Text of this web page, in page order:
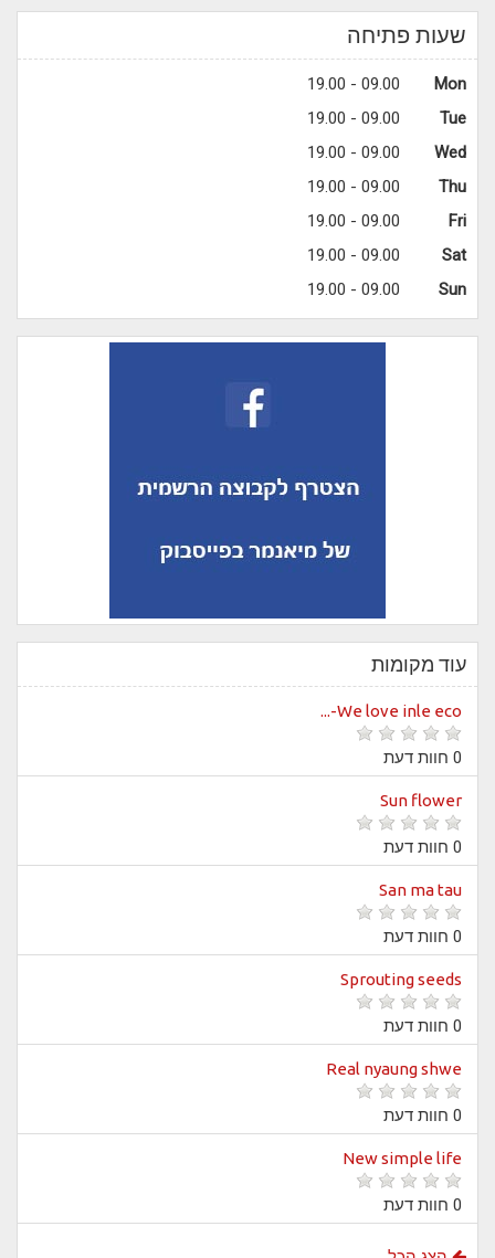
שעות פתיחה
Mon
09.00 - 19.00
Tue
09.00 - 19.00
Wed
09.00 - 19.00
Thu
09.00 - 19.00
Fri
09.00 - 19.00
Sat
09.00 - 19.00
Sun
09.00 - 19.00
עוד מקומות
We love inle eco-...
0 חוות דעת
Sun flower
0 חוות דעת
San ma tau
0 חוות דעת
Sprouting seeds
0 חוות דעת
Real nyaung shwe
0 חוות דעת
New simple life
0 חוות דעת